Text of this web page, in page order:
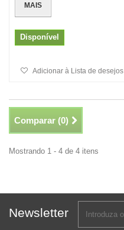
MAIS
Disponível
Adicionar à Lista de desejos
Comparar (0)
Mostrando 1 - 4 de 4 itens
Newsletter